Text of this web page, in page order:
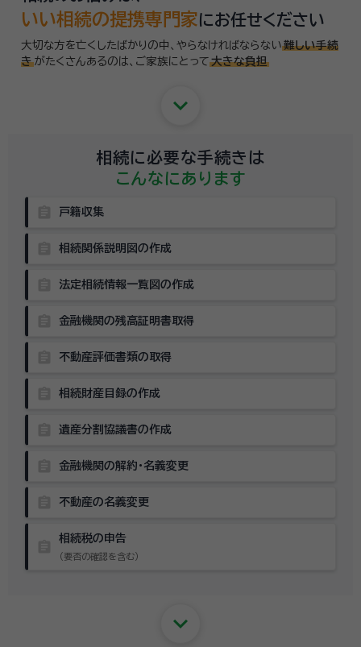
いい相続の提携専門家にお任せください
大切な方を亡くしたばかりの中、やらなければならない 難しい手続
き がたくさんあるのは、 ご家族にとって 大きな負担
keyboard_arrow_down
相続に必要な手続きは
こんなにあります
戸籍収集
相続関係説明図の作成
法定相続情報一覧図の作成
金融機関の残高証明書取得
不動産評価書類の取得
相続財産目録の作成
遺産分割協議書の作成
金融機関の解約・名義変更
不動産の名義変更
相続税の申告
（要否の確認を含む）
keyboard_arrow_down